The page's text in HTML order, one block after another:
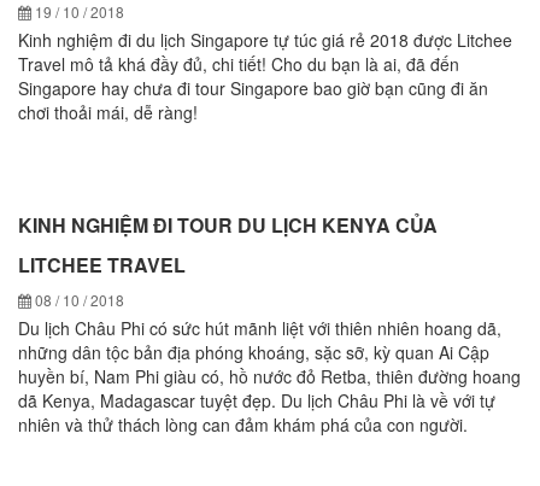
19 / 10 / 2018
Kinh nghiệm đi du lịch Singapore tự túc giá rẻ 2018 được Litchee
Travel mô tả khá đầy đủ, chi tiết! Cho du bạn là ai, đã đến
Singapore hay chưa đi tour Singapore bao giờ bạn cũng đi ăn
chơi thoải mái, dễ ràng!
KINH NGHIỆM ĐI TOUR DU LỊCH KENYA CỦA
LITCHEE TRAVEL
08 / 10 / 2018
Du lịch Châu Phi có sức hút mãnh liệt với thiên nhiên hoang dã,
những dân tộc bản địa phóng khoáng, sặc sỡ, kỳ quan Ai Cập
huyền bí, Nam Phi giàu có, hồ nước đỏ Retba, thiên đường hoang
dã Kenya, Madagascar tuyệt đẹp. Du lịch Châu Phi là về với tự
nhiên và thử thách lòng can đảm khám phá của con người.